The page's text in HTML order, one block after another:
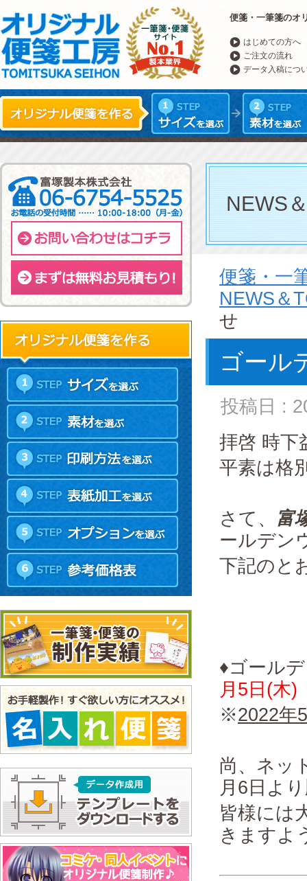
便箋・一筆箋のオ
はじめての方へ
ご注文の流れ
データ入稿につ
NEWS
便箋・一
NEWS＆
せ
ゴール
投稿日 :
拝啓 時下
平素は格
さて、 富
ールデン
下記のと
♦ゴール
月5日(木)
※2022年
尚、ネッ
月6日よ
皆様には
きますよ